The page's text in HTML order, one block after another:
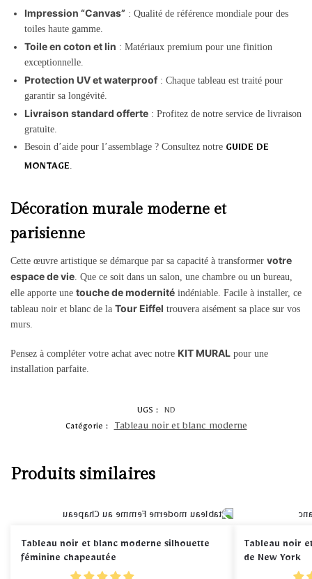
Impression “Canvas” : Qualité de référence mondiale pour des
toiles haute gamme.
Toile en coton et lin : Matériaux premium pour une finition
exceptionnelle.
Protection UV et waterproof : Chaque tableau est traité pour
garantir sa longévité.
Livraison standard offerte : Profitez de notre service de livraison
gratuite.
Besoin d’aide pour l’assemblage ? Consultez notre GUIDE DE
MONTAGE.
Décoration murale moderne et
parisienne
Cette œuvre artistique se démarque par sa capacité à transformer votre
espace de vie . Que ce soit dans un salon, une chambre ou un bureau,
elle apporte une touche de modernité indéniable. Facile à installer, ce
tableau noir et blanc de la Tour Eiffel trouvera aisément sa place sur vos
murs.
Pensez à compléter votre achat avec notre KIT MURAL pour une
installation parfaite.
UGS :
ND
Catégorie :
Tableau noir et blanc moderne
Produits similaires
Tableau noir et blanc moderne silhouette
féminine chapeautée
Tableau noir
de New York